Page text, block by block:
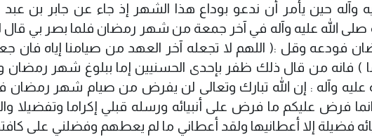
وآله حين يأمر أن ندعو بوداع هذا الشهر إذ جاء عن جابر بن عبد
صلى الله عليه وآله في آخر جمعة من شهر رمضان فلما بصر بي قال
فودعه وقل :( اللهم لا تجعله آخر العهد من صيامنا إياه فان
) فانه من قال ذلك ظفر بإحدى الحسنيين إما ببلوغ شهر رمضان
عليه وآله : إن الله تبارك وتعالى لن يفرض من صيام شهر رمضان
فرض عليكم ما فرض على أنبيائه ورسله قبلي إكراما وتفضيلا
فضيلة إلا أعطانيها ولقد أعطاني ما لم يعطهم وفضلني على